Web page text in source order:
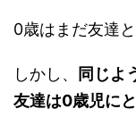
0歳はまだ友達
しかし、 同じよ
友達は0歳児に